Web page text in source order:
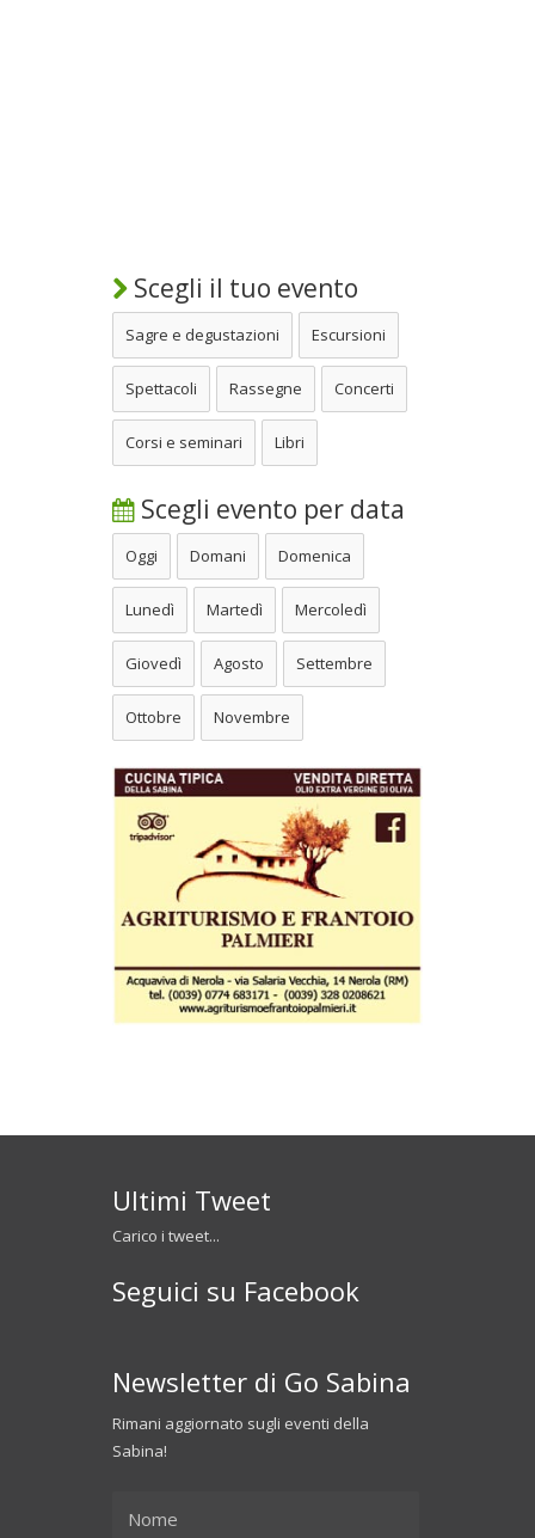
Scegli il tuo evento
Sagre e degustazioni Escursioni
Spettacoli Rassegne Concerti
Corsi e seminari Libri
Scegli evento per data
Oggi Domani Domenica
Lunedì Martedì Mercoledì
Giovedì Agosto Settembre
Ottobre Novembre
Ultimi Tweet
Carico i tweet...
Seguici su Facebook
Newsletter di Go Sabina
Rimani aggiornato sugli eventi della
Sabina!